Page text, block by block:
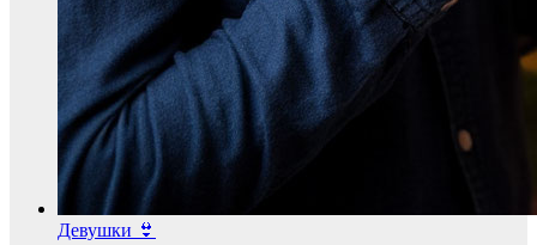
Девушки 👙